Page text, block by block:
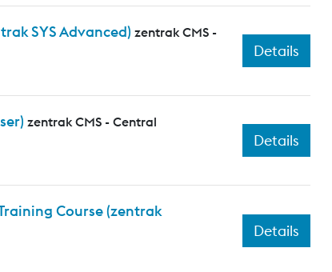
SYS Advanced) zentrak CMS -
Details
zentrak CMS - Central
Details
Course (zentrak
Details